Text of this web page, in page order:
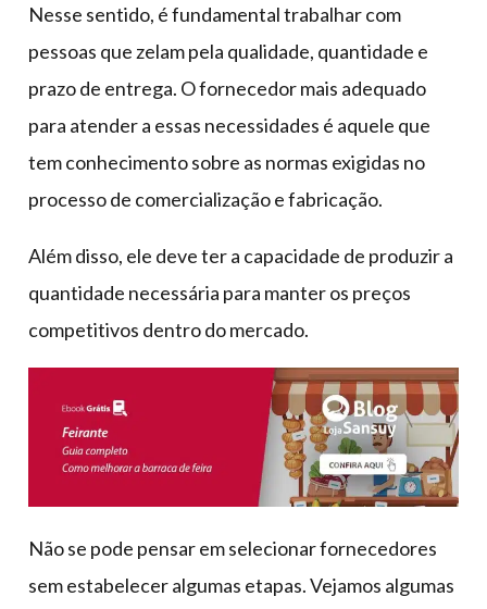
Nesse sentido, é fundamental trabalhar com
pessoas que zelam pela qualidade, quantidade e
prazo de entrega. O fornecedor mais adequado
para atender a essas necessidades é aquele que
tem conhecimento sobre as normas exigidas no
processo de comercialização e fabricação.
Além disso, ele deve ter a capacidade de produzir a
quantidade necessária para manter os preços
competitivos dentro do mercado.
Não se pode pensar em selecionar fornecedores
sem estabelecer algumas etapas. Vejamos algumas